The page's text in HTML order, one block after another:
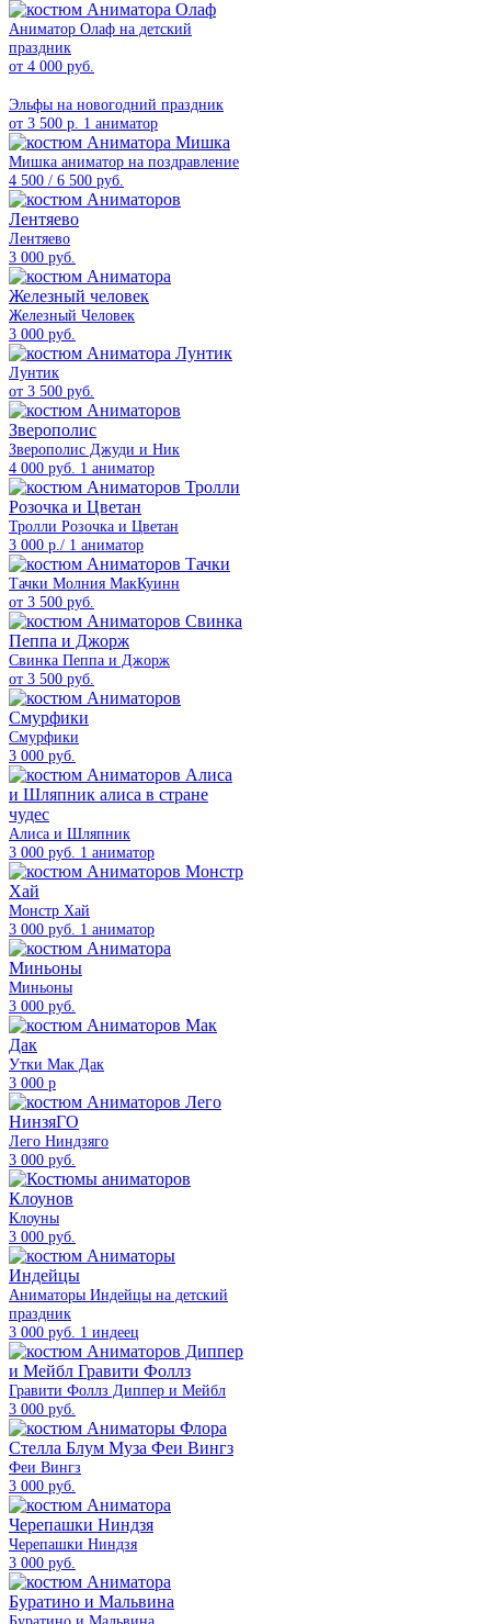
Аниматор Олаф на детский
праздник
от 4 000 руб.
Эльфы на новогодний праздник
от 3 500 р. 1 аниматор
Мишка аниматор на поздравление
4 500 / 6 500 руб.
Лентяево
3 000 руб.
Железный Человек
3 000 руб.
Лунтик
от 3 500 руб.
Зверополис Джуди и Ник
4 000 руб. 1 аниматор
Тролли Розочка и Цветан
3 000 р./ 1 аниматор
Тачки Молния МакКуинн
от 3 500 руб.
Свинка Пеппа и Джорж
от 3 500 руб.
Смурфики
3 000 руб.
Алиса и Шляпник
3 000 руб. 1 аниматор
Монстр Хай
3 000 руб. 1 аниматор
Миньоны
3 000 руб.
Утки Мак Дак
3 000 р
Лего Ниндзяго
3 000 руб.
Клоуны
3 000 руб.
Аниматоры Индейцы на детский
праздник
3 000 руб. 1 индеец
Гравити Фоллз Диппер и Мейбл
3 000 руб.
Феи Вингз
3 000 руб.
Черепашки Ниндзя
3 000 руб.
Буратино и Мальвина